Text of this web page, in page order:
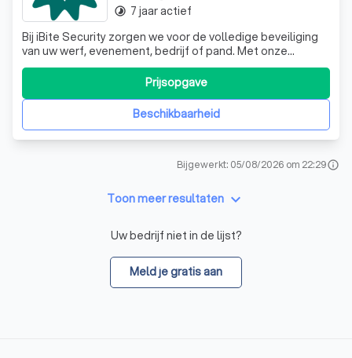
Bij iBite Security zorgen we voor de volledige beveiliging
van uw werf, evenement, bedrijf of pand. Met onze
geavanceerde technologieën en jarenlange expertise
bieden we maatwerkoplossingen die maximale veiligheid
garanderen. Onze Diensten 🔒 Alarmbeveiliging Bescherm
uw eigendommen met geavanceerd
Beschikbaarheid
Prijsopgave
timelapse 7 jaar actief
Bijgewerkt: 05/08/2026 om 22:29info
Toon meer resultaten keyboard_arrow_down
Uw bedrijf niet in de lijst?
Meld je gratis aan